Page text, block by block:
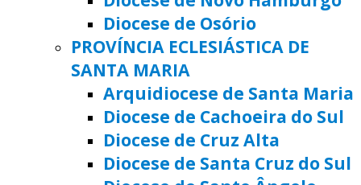
Diocese de Osório
PROVÍNCIA ECLESIÁSTICA DE
SANTA MARIA
Arquidiocese de Santa Maria
Diocese de Cachoeira do Sul
Diocese de Cruz Alta
Diocese de Santa Cruz do Sul